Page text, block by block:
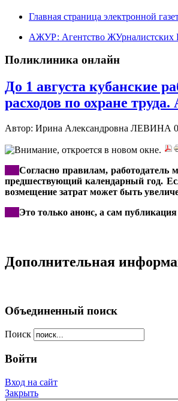
Главная страница
АЖУР: Агентство ЖУрналистских
Поликлиника онлайн
До 1 августа кубанские
расходов по охране
Автор: Ирина Александровна ЛЕВИНА
Согласно правилам, работодатель
предшествующий календарный год.
возмещение затрат может быть
Это только анонс, а сам публикация
Дополнительная
Объединенный поиск
Поиск
Войти
Вход на сайт
Закрыть